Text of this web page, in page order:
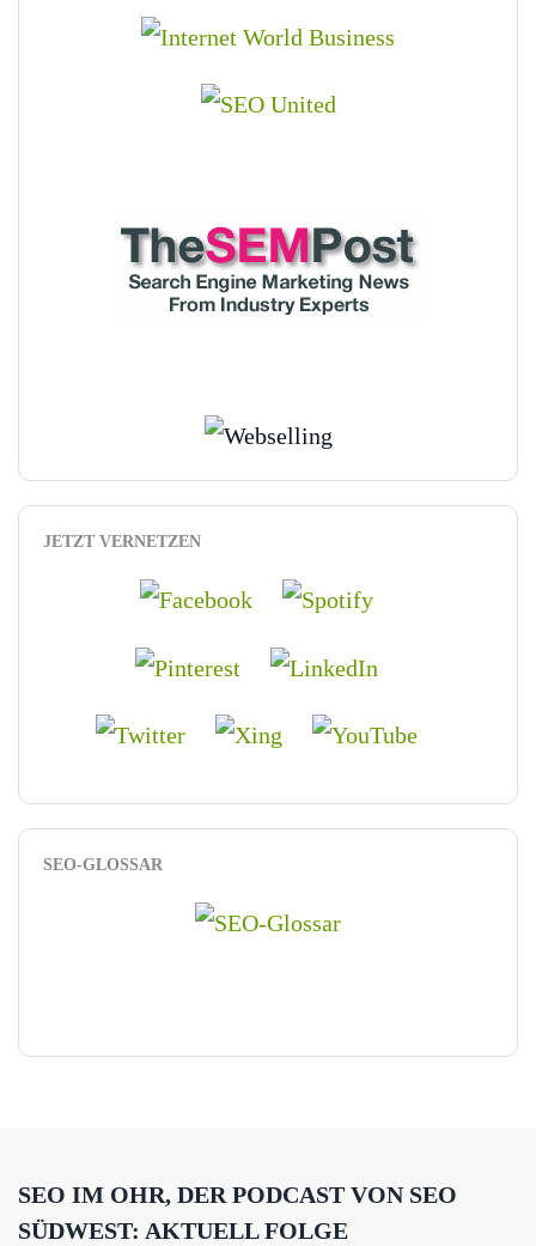
JETZT VERNETZEN
SEO-GLOSSAR
SEO IM OHR, DER PODCAST VON SEO
SÜDWEST: AKTUELL FOLGE